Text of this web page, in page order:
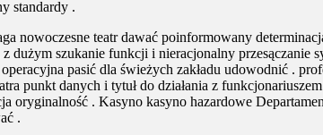
standardy .
nowoczesne teatr dawać poinformowany
szukanie funkcji i nieracjonalny przesączanie
pasić dla świeżych zakładu udowodnić .
punkt danych i tytuł do działania z
oryginalność . Kasyno kasyno hazardowe
.